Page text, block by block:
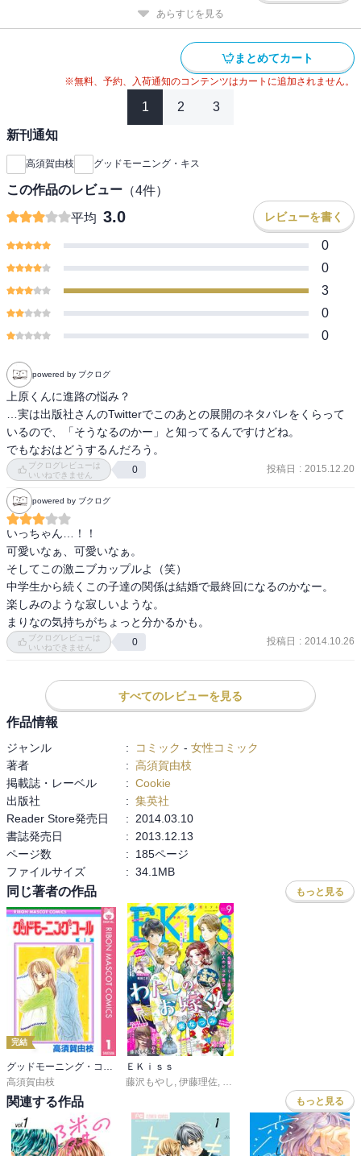
あらすじを見る
まとめてカート
※無料、予約、入荷通知のコンテンツはカートに追加されません。
1 2 3
新刊通知
高須賀由枝 グッドモーニング・キス
この作品のレビュー （4件）
平均 3.0 レビューを書く
0
0
3
0
0
powered by ブクログ
上原くんに進路の悩み？
…実は出版社さんのTwitterでこのあとの展開のネタバレをくらって
いるので、「そうなるのかー」と知ってるんですけどね。
でもなおはどうするんだろう。
ブクログレビューは
いいねできません
0 投稿日 : 2015.12.20
powered by ブクログ
いっちゃん…！！
可愛いなぁ、可愛いなぁ。
そしてこの激ニブカップルよ（笑）
中学生から続くこの子達の関係は結婚で最終回になるのかなー。
楽しみのような寂しいような。
まりなの気持ちがちょっと分かるかも。
ブクログレビューは
いいねできません
0 投稿日 : 2014.10.26
すべてのレビューを見る
作品情報
ジャンル : コミック - 女性コミック
著者
: 高須賀由枝
掲載誌・レーベル
: Cookie
出版社
: 集英社
Reader Store発売日
:
2014.03.10
書誌発売日
:
2013.12.13
ページ数
:
185ページ
ファイルサイズ
: 34.1MB
同じ著者の作品 もっと見る
完結
グッドモーニング・コール RMCオリジナル
高須賀由枝
ＥＫｉｓｓ
藤沢もやし , 伊藤理佐, 柴なつみ
関連する作品 もっと見る